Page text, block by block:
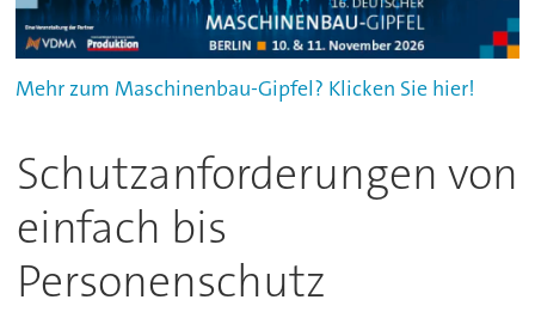
Mehr zum Maschinenbau-Gipfel? Klicken Sie hier!
Schutzanforderungen von
einfach bis
Personenschutz